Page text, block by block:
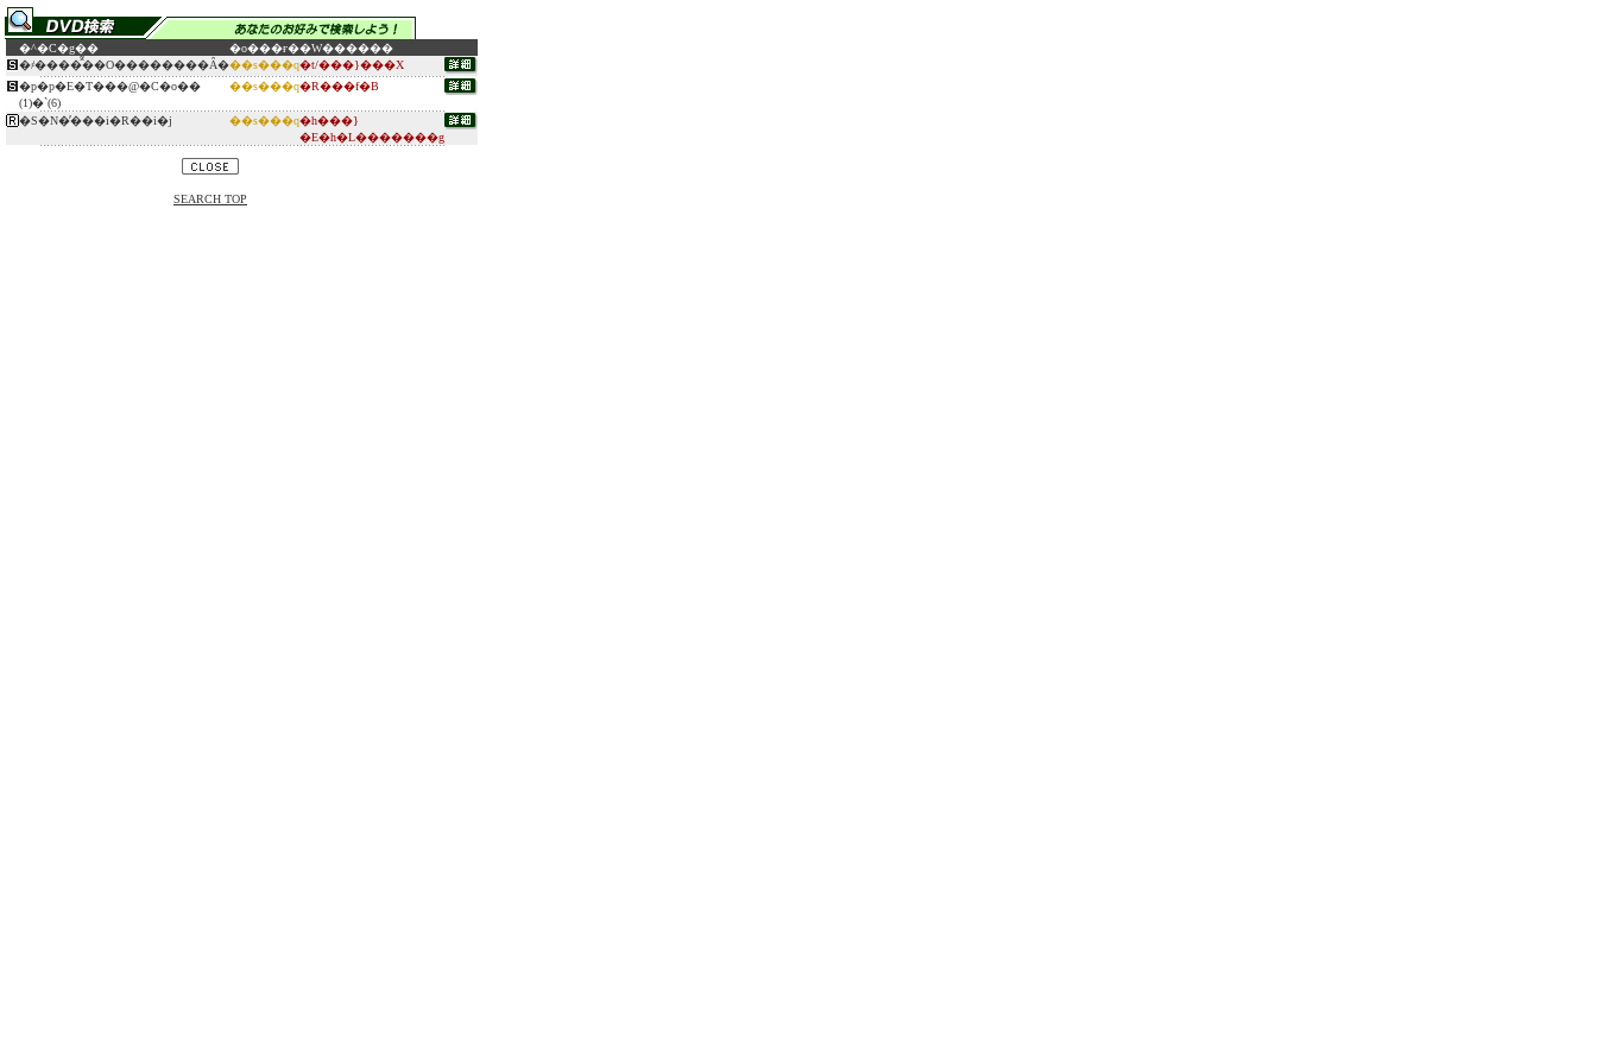
�^�C�g�� �o���ғ��W������
�҂����̂͂��O��������Ȃ���s���q�t/���}���X
�p�p�E�T���@�C�o��
(1)�`(6)
��s���q�R���f�B
�S�N�̕���i�R��i�j ��s���q�h���}
�E�h�L�������g
SEARCH TOP